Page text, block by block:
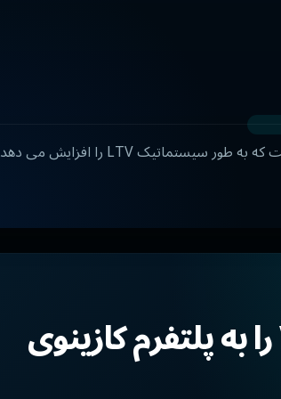
موتور ماموریت یک ابزار برای کنترل رفتار بازیکن از طریق اهداف است که به طور سیستماتیک LTV را افزایش می دهد
Mission Engine از Veliplay را به پلتفرم کازینوی